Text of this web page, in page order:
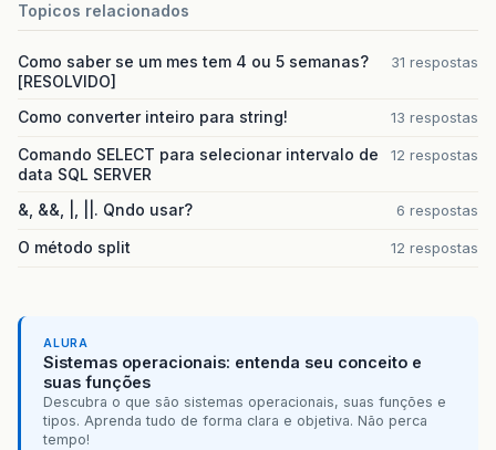
Topicos relacionados
Como saber se um mes tem 4 ou 5 semanas?
[RESOLVIDO]
31 respostas
Como converter inteiro para string! 13 respostas
Comando SELECT para selecionar intervalo de
data SQL SERVER
12 respostas
&, &&, |, ||. Qndo usar? 6 respostas
O método split 12 respostas
ALURA
Sistemas operacionais: entenda seu conceito e
suas funções
Descubra o que são sistemas operacionais, suas funções e
tipos. Aprenda tudo de forma clara e objetiva. Não perca
tempo!